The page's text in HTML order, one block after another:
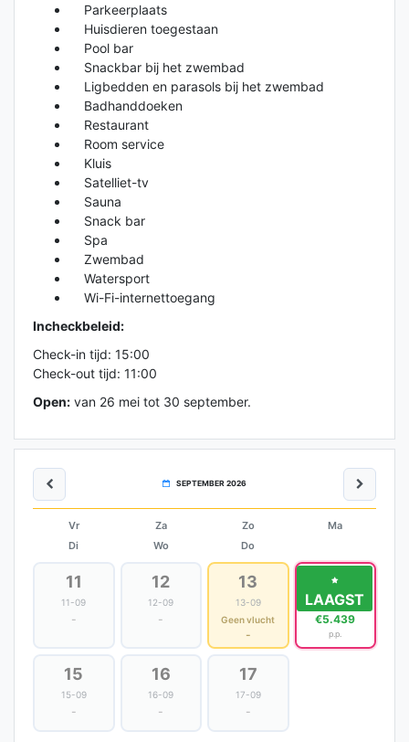
Parkeerplaats
Huisdieren toegestaan
Pool bar
Snackbar bij het zwembad
Ligbedden en parasols bij het zwembad
Badhanddoeken
Restaurant
Room service
Kluis
Satelliet-tv
Sauna
Snack bar
Spa
Zwembad
Watersport
Wi-Fi-internettoegang
Incheckbeleid:
Check-in tijd: 15:00
Check-out tijd: 11:00
Open: van 26 mei tot 30 september.
SEPTEMBER 2026
Vr Za Zo
Ma
Di
Wo Do
11
11-09
-
12
12-09
-
13
13-09
Geen vlucht
-
LAAGST
14
14-09
€5.439
p.p.
15
15-09
-
16
16-09
-
17
17-09
-